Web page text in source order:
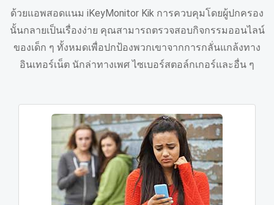
ด้วยแอพสอดแนม iKeyMonitor Kik การควบคุมโดยผู้ปกครอง
นั้นกลายเป็นเรื่องง่าย คุณสามารถตรวจสอบกิจกรรมออนไลน์
ของเด็ก ๆ ทั้งหมดเพื่อปกป้องพวกเขาจากการกลั่นแกล้งทาง
อินเทอร์เน็ต นักล่าทางเพศ ไซเบอร์สตอล์กเกอร์และอื่น ๆ